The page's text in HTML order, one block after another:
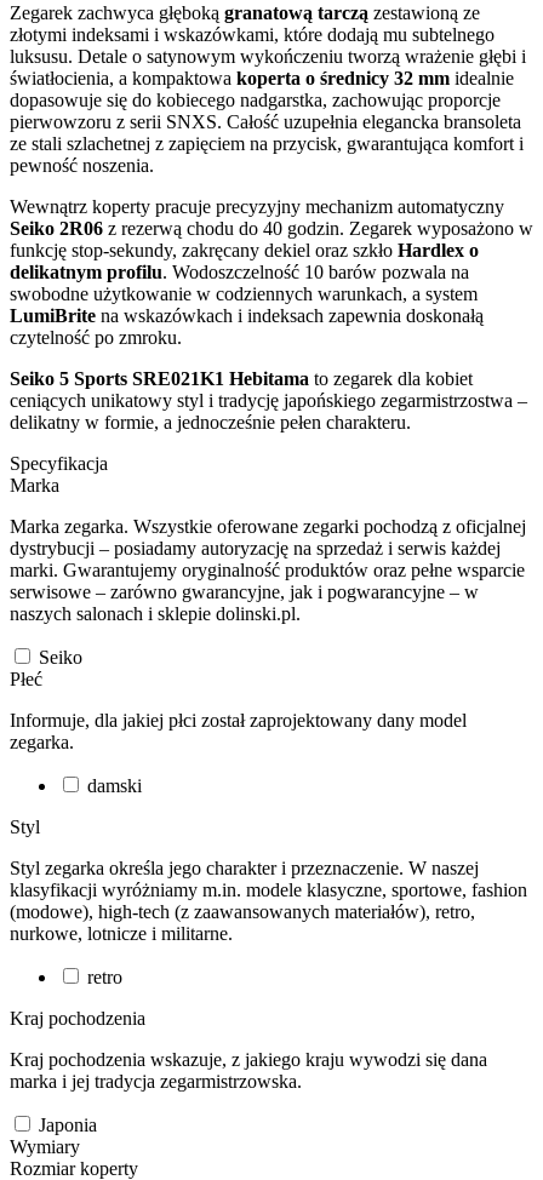
Zegarek zachwyca głęboką granatową tarczą zestawioną ze
złotymi indeksami i wskazówkami, które dodają mu subtelnego
luksusu. Detale o satynowym wykończeniu tworzą wrażenie głębi i
światłocienia, a kompaktowa koperta o średnicy 32 mm idealnie
dopasowuje się do kobiecego nadgarstka, zachowując proporcje
pierwowzoru z serii SNXS. Całość uzupełnia elegancka bransoleta
ze stali szlachetnej z zapięciem na przycisk, gwarantująca komfort i
pewność noszenia.
Wewnątrz koperty pracuje precyzyjny mechanizm automatyczny
Seiko 2R06 z rezerwą chodu do 40 godzin. Zegarek wyposażono w
funkcję stop-sekundy, zakręcany dekiel oraz szkło Hardlex o
delikatnym profilu. Wodoszczelność 10 barów pozwala na
swobodne użytkowanie w codziennych warunkach, a system
LumiBrite na wskazówkach i indeksach zapewnia doskonałą
czytelność po zmroku.
Seiko 5 Sports SRE021K1 Hebitama to zegarek dla kobiet
ceniących unikatowy styl i tradycję japońskiego zegarmistrzostwa –
delikatny w formie, a jednocześnie pełen charakteru.
Specyfikacja
Marka
Marka zegarka. Wszystkie oferowane zegarki pochodzą z oficjalnej
dystrybucji – posiadamy autoryzację na sprzedaż i serwis każdej
marki. Gwarantujemy oryginalność produktów oraz pełne wsparcie
serwisowe – zarówno gwarancyjne, jak i pogwarancyjne – w
naszych salonach i sklepie dolinski.pl.
Seiko
Płeć
Informuje, dla jakiej płci został zaprojektowany dany model
zegarka.
damski
Styl
Styl zegarka określa jego charakter i przeznaczenie. W naszej
klasyfikacji wyróżniamy m.in. modele klasyczne, sportowe, fashion
(modowe), high-tech (z zaawansowanych materiałów), retro,
nurkowe, lotnicze i militarne.
retro
Kraj pochodzenia
Kraj pochodzenia wskazuje, z jakiego kraju wywodzi się dana
marka i jej tradycja zegarmistrzowska.
Japonia
Wymiary
Rozmiar koperty